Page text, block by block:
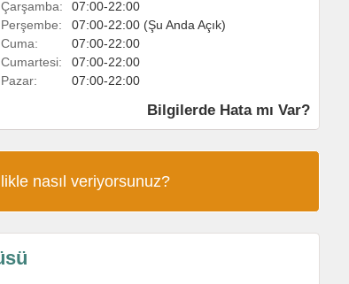
Çarşamba:
07:00-22:00
Perşembe:
07:00-22:00 (Şu Anda Açık)
Cuma:
07:00-22:00
Cumartesi:
07:00-22:00
Pazar:
07:00-22:00
Bilgilerde Hata mı Var?
nasıl veriyorsunuz?